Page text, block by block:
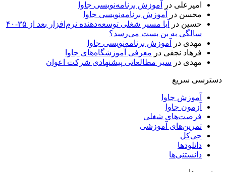
امیرعلی در
آموزش برنامه‌نویسی جاوا
محسن در
آموزش برنامه‌نویسی جاوا
حسین در
آیا مسیر شغلی توسعه‌دهنده نرم‌افزار بعد از ۳۵-۴۰
سالگی به بن بست می‌رسد؟
مهدی در
آموزش برنامه‌نویسی جاوا
فرهاد نجفی در معرفی آموزشگاه‌های جاوا
مهدی در سیر مطالعاتی پیشنهادی شرکت اعوان
دسترسی سریع
آموزش جاوا
آزمون جاوا
فرصت‌های شغلی
تمرین‌های آموزشی
جی‌کل
دانلودها
دانستنی‌ها